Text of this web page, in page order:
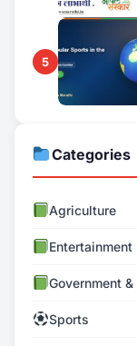
5
Categories
Agriculture
Entertainment
Government
Sports